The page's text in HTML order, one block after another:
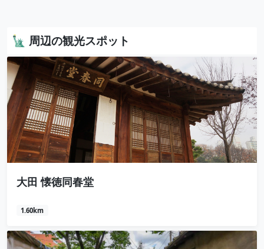
🗽 周辺の観光スポット
大田 懐徳同春堂
1.60km